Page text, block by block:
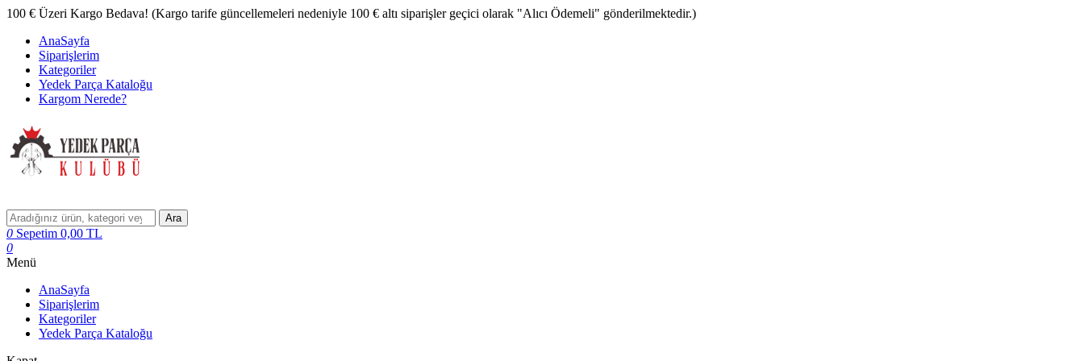
100 € Üzeri Kargo Bedava! (Kargo tarife güncellemeleri nedeniyle 100 € altı siparişler geçici olarak "Alıcı Ödemeli" gönderilmektedir.)
AnaSayfa
Siparişlerim
Kategoriler
Yedek Parça Kataloğu
Kargom Nerede?
Ara
0 Sepetim 0,00 TL
0
Menü
AnaSayfa
Siparişlerim
Kategoriler
Yedek Parça Kataloğu